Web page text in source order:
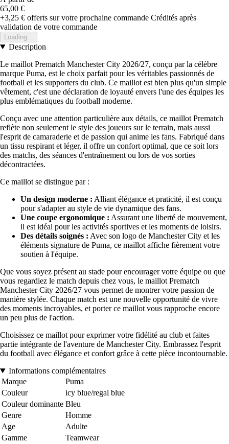
65,00 €
+3,25 € offerts sur votre prochaine commande Crédités après
validation de votre commande
Loading...
Description
Le maillot Prematch Manchester City 2026/27, conçu par la célèbre
marque Puma, est le choix parfait pour les véritables passionnés de
football et les supporters du club. Ce maillot est bien plus qu'un simple
vêtement, c'est une déclaration de loyauté envers l'une des équipes les
plus emblématiques du football moderne.
Conçu avec une attention particulière aux détails, ce maillot Prematch
reflète non seulement le style des joueurs sur le terrain, mais aussi
l'esprit de camaraderie et de passion qui anime les fans. Fabriqué dans
un tissu respirant et léger, il offre un confort optimal, que ce soit lors
des matchs, des séances d'entraînement ou lors de vos sorties
décontractées.
Ce maillot se distingue par :
Un design moderne : Alliant élégance et praticité, il est conçu
pour s'adapter au style de vie dynamique des fans.
Une coupe ergonomique : Assurant une liberté de mouvement,
il est idéal pour les activités sportives et les moments de loisirs.
Des détails soignés : Avec son logo de Manchester City et les
éléments signature de Puma, ce maillot affiche fièrement votre
soutien à l'équipe.
Que vous soyez présent au stade pour encourager votre équipe ou que
vous regardiez le match depuis chez vous, le maillot Prematch
Manchester City 2026/27 vous permet de montrer votre passion de
manière stylée. Chaque match est une nouvelle opportunité de vivre
des moments incroyables, et porter ce maillot vous rapproche encore
un peu plus de l'action.
Choisissez ce maillot pour exprimer votre fidélité au club et faites
partie intégrante de l'aventure de Manchester City. Embrassez l'esprit
du football avec élégance et confort grâce à cette pièce incontournable.
Informations complémentaires
Marque
Puma
Couleur
icy blue/regal blue
Couleur dominante Bleu
Genre
Homme
Age
Adulte
Gamme
Teamwear